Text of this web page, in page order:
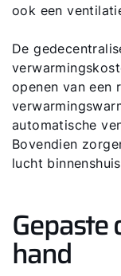
ook een
De
openen van een
automatische
Bovendien
lucht
Gepaste
hand